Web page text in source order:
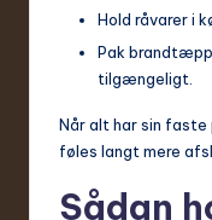
Hold råvarer i
Pak
tilgængeligt.
Når alt har sin
føles langt mere
Sådan